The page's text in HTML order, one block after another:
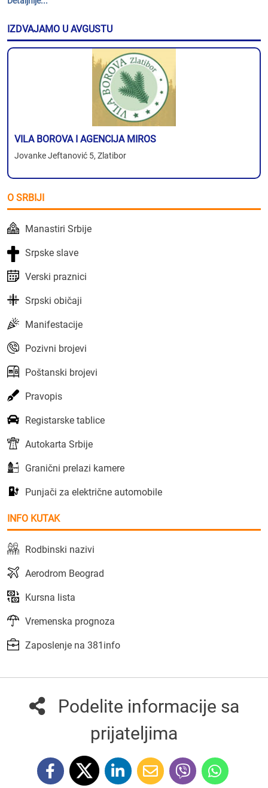
IZDVAJAMO U AVGUSTU
VILA BOROVA I AGENCIJA MIROS
Jovanke Jeftanović 5, Zlatibor
O SRBIJI
Manastiri Srbije
Srpske slave
Verski praznici
Srpski običaji
Manifestacije
Pozivni brojevi
Poštanski brojevi
Pravopis
Registarske tablice
Autokarta Srbije
Granični prelazi kamere
Punjači za električne automobile
INFO KUTAK
Rodbinski nazivi
Aerodrom Beograd
Kursna lista
Vremenska prognoza
Zaposlenje na 381info
Podelite informacije sa
prijateljima